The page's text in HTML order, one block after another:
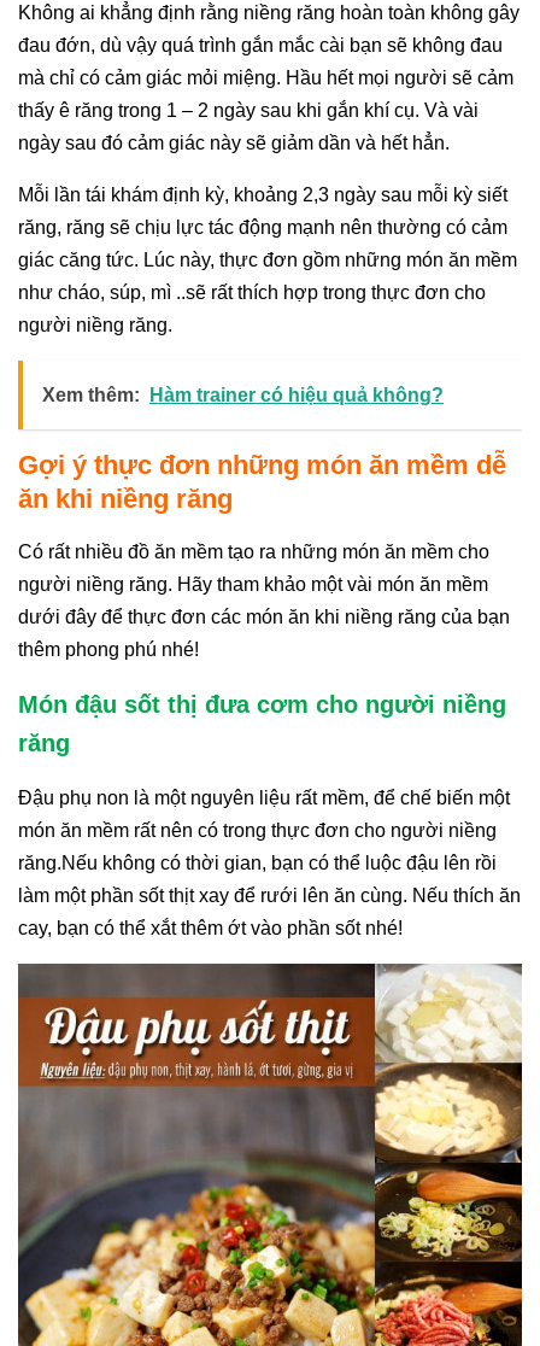
Không ai khẳng định rằng niềng răng hoàn toàn không gây
đau đớn, dù vậy quá trình gắn mắc cài bạn sẽ không đau
mà chỉ có cảm giác mỏi miệng. Hầu hết mọi người sẽ cảm
thấy ê răng trong 1 – 2 ngày sau khi gắn khí cụ. Và vài
ngày sau đó cảm giác này sẽ giảm dần và hết hẳn.
Mỗi lần tái khám định kỳ, khoảng 2,3 ngày sau mỗi kỳ siết
răng, răng sẽ chịu lực tác động mạnh nên thường có cảm
giác căng tức. Lúc này, thực đơn gồm những món ăn mềm
như cháo, súp, mì ..sẽ rất thích hợp trong thực đơn cho
người niềng răng.
Xem thêm: Hàm trainer có hiệu quả không?
Gợi ý thực đơn những món ăn mềm dễ
ăn khi niềng răng
Có rất nhiều đồ ăn mềm tạo ra những món ăn mềm cho
người niềng răng. Hãy tham khảo một vài món ăn mềm
dưới đây để thực đơn các món ăn khi niềng răng của bạn
thêm phong phú nhé!
Món đậu sốt thị đưa cơm cho người niềng
răng
Đậu phụ non là một nguyên liệu rất mềm, để chế biến một
món ăn mềm rất nên có trong thực đơn cho người niềng
răng.Nếu không có thời gian, bạn có thể luộc đậu lên rồi
làm một phần sốt thịt xay để rưới lên ăn cùng. Nếu thích ăn
cay, bạn có thể xắt thêm ớt vào phần sốt nhé!